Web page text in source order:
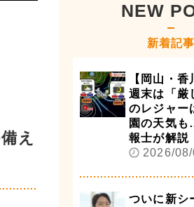
え
NEW
新着記事
【岡山・香
週末は「
のレジャー
園の天気
報士が解説
2026/08/
ついに新シ